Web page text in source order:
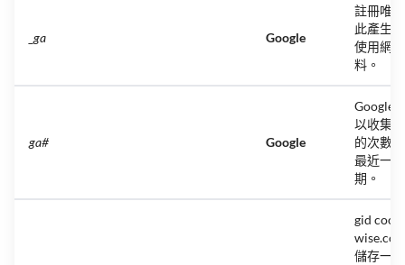
_ga Google
註冊唯
此產生
使用網
料。
ga# Google
Google
以收集
的次數
最近一
期。
gid
儲存一